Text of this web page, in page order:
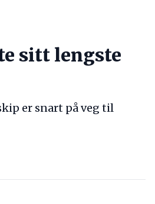
sitt lengste
er snart på veg til